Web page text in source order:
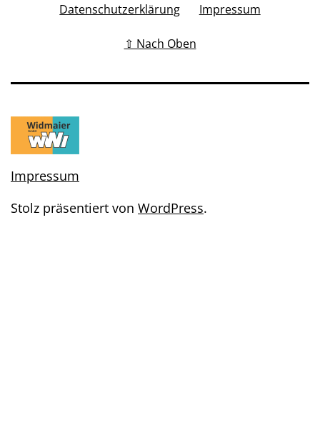
Datenschutzerklärung Impressum
⇧ Nach Oben
Impressum
Stolz präsentiert von WordPress.